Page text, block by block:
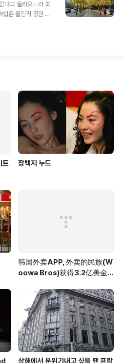
따고 올라오느라 조
입은 올림픽 공원 풍
년도 은행나무길
으니 텃밭에는 수
수세미가 주렁주렁~
다.바람에 휘날리는
야기하는 것 같네
다* 용혜원 어디론가
트
장백지 누드
韩国外卖APP, 外卖的民族(W
oowa Bros)获得3.2亿美金
상해에서 분위기내고 싶을 땐 프랑